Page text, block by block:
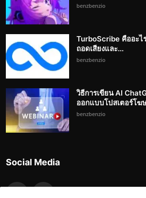
benzbenzio
TurboScribe คืออะไ
ถอดเสียงและ...
benzbenzio
วิธีการเขียน AI
ออกแบบโปสเตอร์โฆ
benzbenzio
Social Media